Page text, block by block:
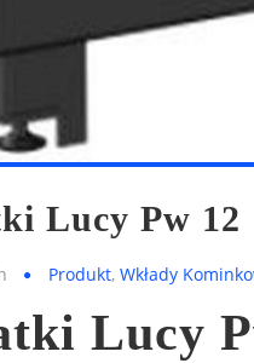
Lucy Pw 12
Produkt,Wkłady
Lucy